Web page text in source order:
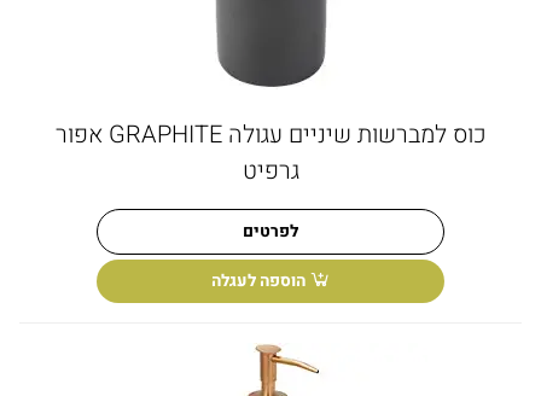
כוס למברשות שיניים עגולה GRAPHITE אפור
גרפיט
לפרטים
הוספה לעגלה